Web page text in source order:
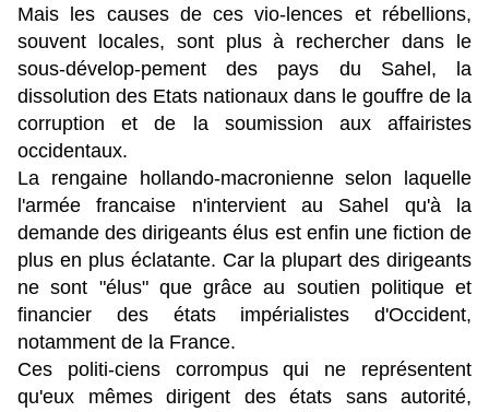
Mais les causes de ces vio-lences et rébellions,
souvent locales, sont plus à rechercher dans le
sous-dévelop-pement des pays du Sahel, la
dissolution des Etats nationaux dans le gouffre de la
corruption et de la soumission aux affairistes
occidentaux.
La rengaine hollando-macronienne selon laquelle
l'armée francaise n'intervient au Sahel qu'à la
demande des dirigeants élus est enfin une fiction de
plus en plus éclatante. Car la plupart des dirigeants
ne sont "élus" que grâce au soutien politique et
financier des états impérialistes d'Occident,
notamment de la France.
Ces politi-ciens corrompus qui ne représentent
qu'eux mêmes dirigent des états sans autorité,